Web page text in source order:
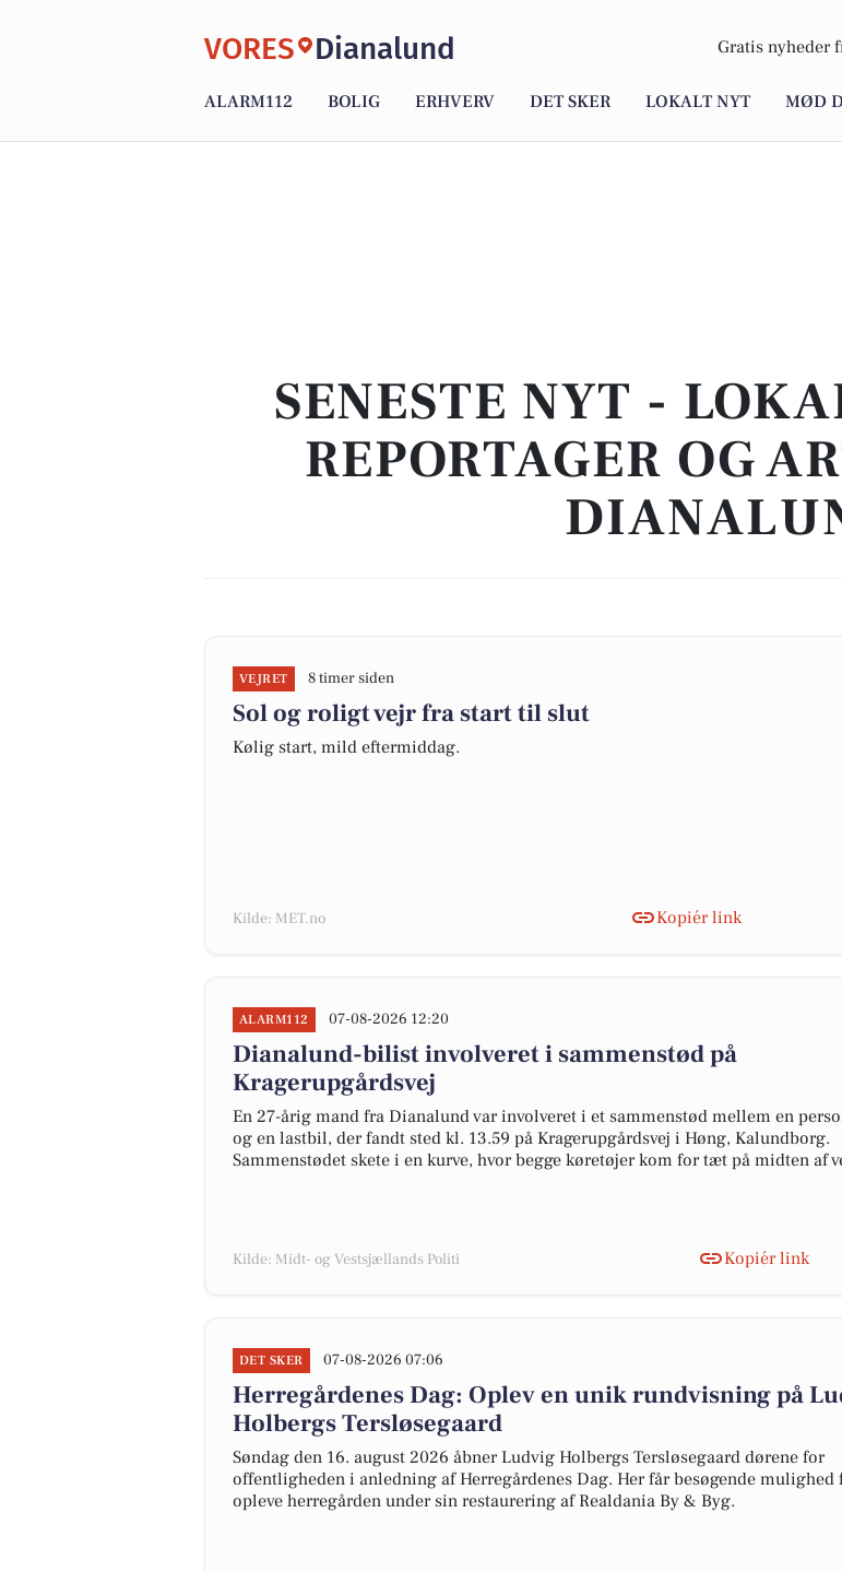
VORES Dianalund Gratis nyheder
ALARM112 BOLIG ERHVERV DET SKER LOKALT NYT MØD
SENESTE NYT -
REPORTAGER OG
VEJRET 8 timer siden
Sol og roligt vejr fra start til slut
Kølig start, mild eftermiddag.
Kilde: MET.no Kopiér link
ALARM112 07-08-2026 12:20
Dianalund-bilist involveret i sammenstød på
Kragerupgårdsvej
En 27-årig mand fra Dianalund var involveret i et sammenstød mellem en
og en lastbil, der fandt sted kl. 13.59 på Kragerupgårdsvej i Høng, Kalundborg.
Sammenstødet skete i en kurve, hvor begge køretøjer kom for tæt på midten af
Kilde: Midt- og Vestsjællands Politi Kopiér link
DET SKER 07-08-2026 07:06
Herregårdenes Dag: Oplev en unik rundvisning på
Holbergs Tersløsegaard
Søndag den 16. august 2026 åbner Ludvig Holbergs Tersløsegaard dørene for
offentligheden i anledning af Herregårdenes Dag. Her får besøgende mulighed
opleve herregården under sin restaurering af Realdania By & Byg.